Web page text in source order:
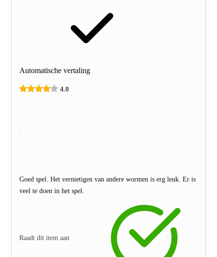
Automatische vertaling
4.0
Goed spel. Het vernietigen van andere wormen is erg leuk. Er is
veel te doen in het spel.
Raadt dit item aan